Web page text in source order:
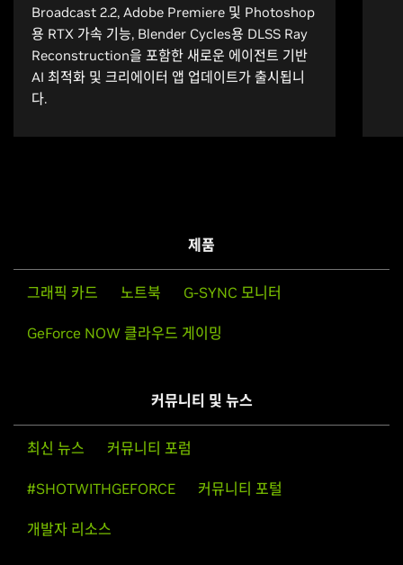
Broadcast 2.2, Adobe Premiere 및 Photoshop
용 RTX 가속 기능, Blender Cycles용 DLSS Ray
Reconstruction을 포함한 새로운 에이전트 기반
AI 최적화 및 크리에이터 앱 업데이트가 출시됩니
다.
제품
그래픽 카드 노트북 G-SYNC 모니터
GeForce NOW 클라우드 게이밍
커뮤니티 및 뉴스
최신 뉴스 커뮤니티 포럼
#SHOTWITHGEFORCE 커뮤니티 포털
개발자 리소스